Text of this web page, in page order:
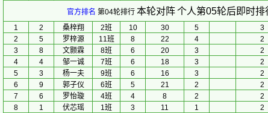
官方排名 第04轮排行 本轮对阵个人第05轮后即时排
1
2 桑梓翔 2班 10 30 5 3
2
5 罗梓源 11班 8 22 4 2
3
8 文颢霖 8班 6 20 3 2
4
4 邹一诚 7班 6 18 3 2
5
3 杨一夫 9班 6 16 3 2
6
9 郭子仪 6班 5 21 2 2
7
6 罗怡璇 4班 4 8 2 2
8
1 伏芯瑶 1班 3 11 1 2